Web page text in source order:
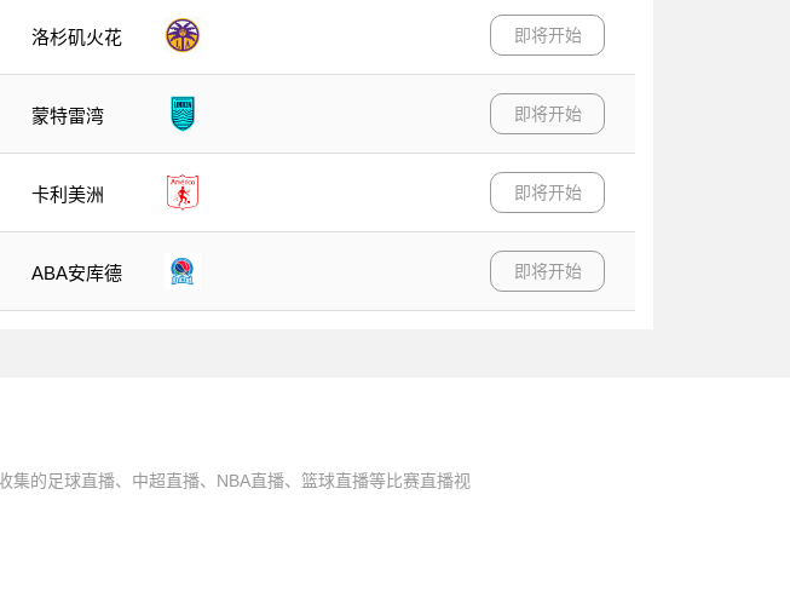
洛杉矶火花 即将开始
蒙特雷湾 即将开始
卡利美洲 即将开始
ABA安库德 即将开始
的足球直播、中超直播、NBA直播、篮球直播等比赛直播视